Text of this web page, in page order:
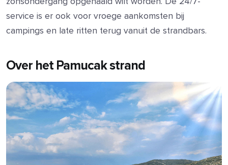
service is er ook voor vroege aankomsten bij
campings en late ritten terug vanuit de strandbars.
Over het Pamucak strand